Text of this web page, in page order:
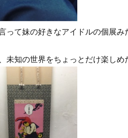
って妹の好きなアイドルの個展
未知の世界をちょっとだけ楽しめ